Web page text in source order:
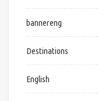
bannereng
Destinations
English